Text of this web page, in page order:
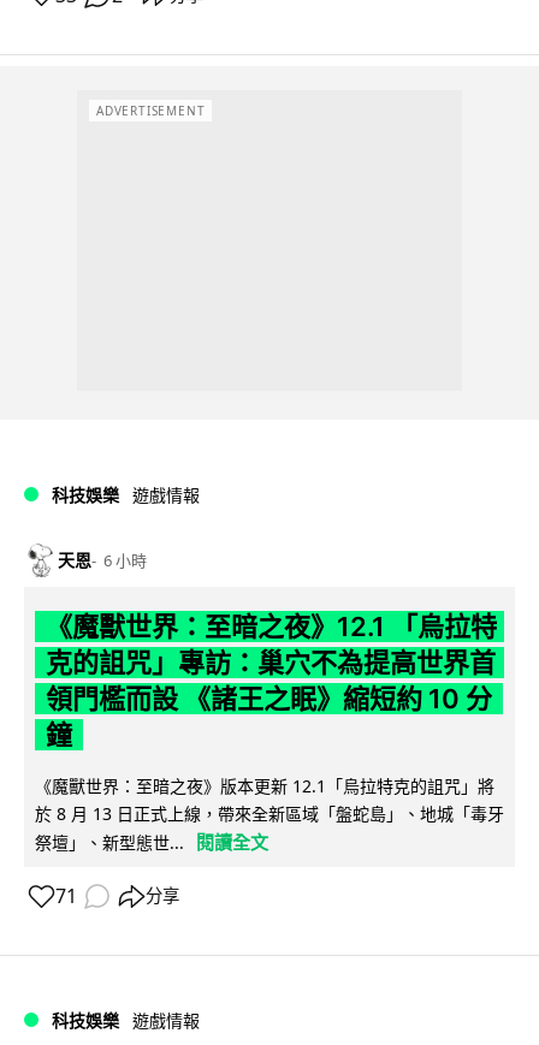
ADVERTISEMENT
科技娛樂 遊戲情報
天恩 6 小時
《魔獸世界：至暗之夜》12.1 「烏拉特
克的詛咒」專訪：巢穴不為提高世界首
領門檻而設 《諸王之眠》縮短約 10 分
鐘
《魔獸世界：至暗之夜》版本更新 12.1「烏拉特克的詛咒」將
於 8 月 13 日正式上線，帶來全新區域「盤蛇島」、地城「毒牙
祭壇」、新型態世...
閱讀全文
71 分享
科技娛樂 遊戲情報